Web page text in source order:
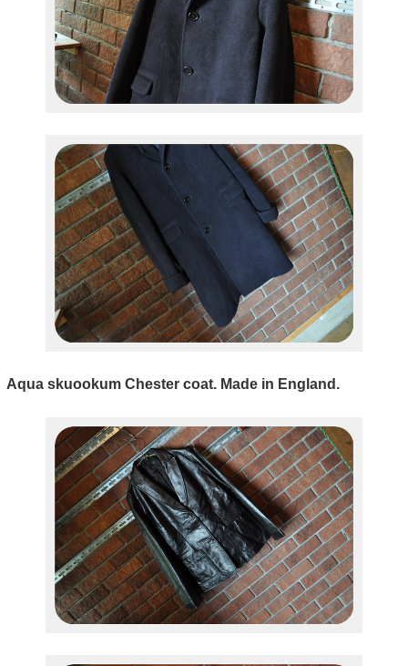
Aqua skuookum Chester coat. Made in England.